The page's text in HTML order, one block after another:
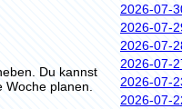
Du kannst
planen.
2026-07-
2026-07-
2026-07-
2026-07-
2026-07-
2026-07-